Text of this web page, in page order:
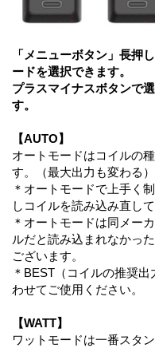
「メニューボタン」長押
ードを選択できます。
プラスマイナスボタンで
す。
【AUTO】
オートモードはコイルの
す。（最大出力も変わる）
＊オートモードで上手く
しコイルを読み込み直して
＊オートモードは同メー
ルだと読み込まれなかっ
ございます。
＊BEST（コイルの推奨
わせてご使用ください。
【WATT】
ワットモードは一番スタ